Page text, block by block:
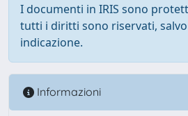
I documenti in IRIS sono
tutti i diritti sono riservati,
indicazione.
Informazioni